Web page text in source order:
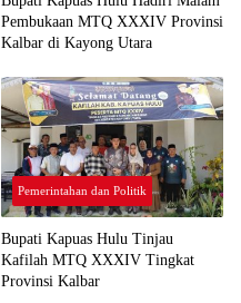
Pembukaan MTQ XXXIV Provinsi
Kalbar di Kayong Utara
Pemerintahan dan Politik
Bupati Kapuas Hulu Tinjau
Kafilah MTQ XXXIV Tingkat
Provinsi Kalbar